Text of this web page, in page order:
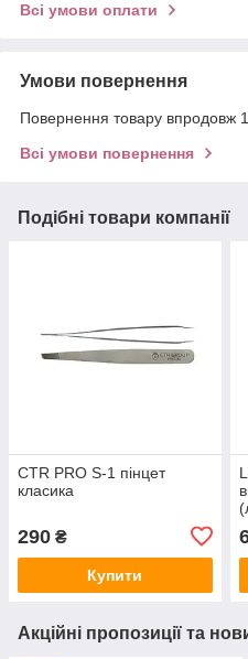
Всі умови оплати
Умови повернення
Повернення товару впродовж
Всі умови повернення
Подібні товари компанії
CTR PRO S-1 пінцет
класика
290 ₴
Купити
Акційні пропозиції та